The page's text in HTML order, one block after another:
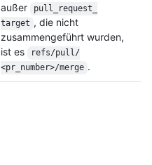
außer
pull_request_
target , die nicht
zusammengeführt wurden,
ist es
refs/pull/
<pr_number>/merge .